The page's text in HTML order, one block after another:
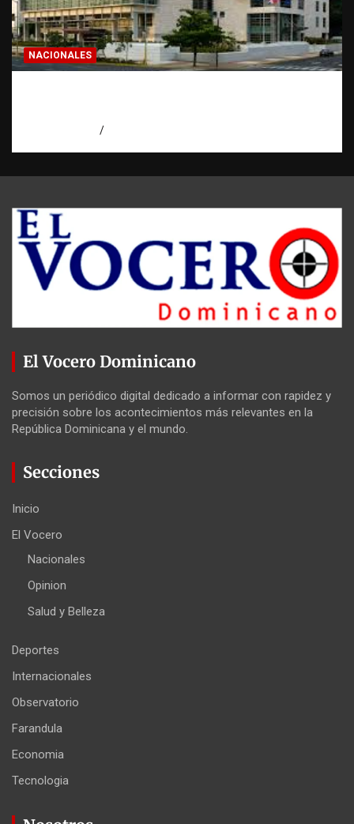
NACIONALES
El Vocero Dominicano
Somos un periódico digital dedicado a informar con rapidez y
precisión sobre los acontecimientos más relevantes en la
República Dominicana y el mundo.
Secciones
Inicio
El Vocero
Nacionales
Opinion
Salud y Belleza
Deportes
Internacionales
Observatorio
Farandula
Economia
Tecnologia